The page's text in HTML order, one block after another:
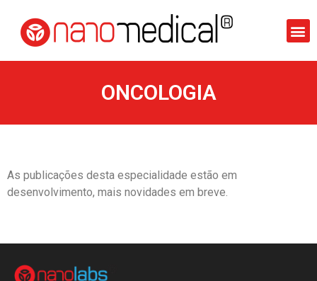
ONCOLOGIA
As publicações desta especialidade estão em
desenvolvimento, mais novidades em breve.